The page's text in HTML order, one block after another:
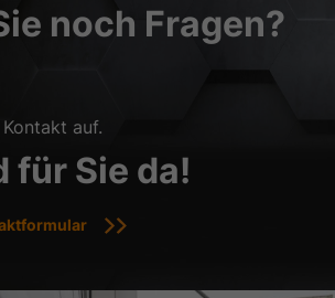
noch Fragen?
auf.
für Sie da!